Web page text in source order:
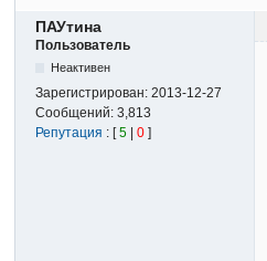
ПАУтина
Пользователь
Неактивен
Зарегистрирован:2013-12-27
Сообщений:3,813
Репутация : [5 |0 ]